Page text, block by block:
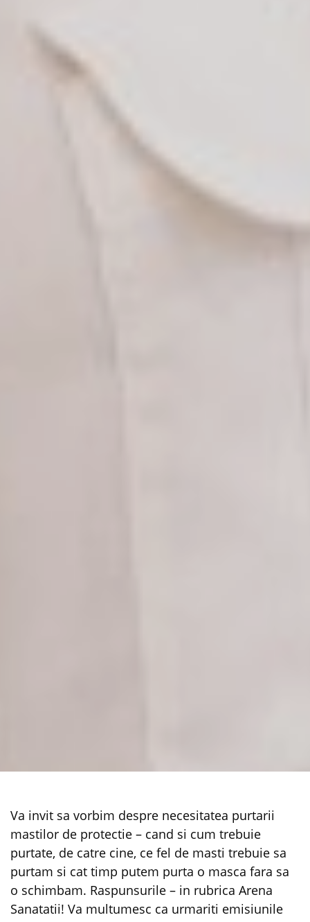
Va invit sa vorbim despre necesitatea purtarii
mastilor de protectie – cand si cum trebuie
purtate, de catre cine, ce fel de masti trebuie sa
purtam si cat timp putem purta o masca fara sa
o schimbam. Raspunsurile – in rubrica Arena
Sanatatii! Va multumesc ca urmariti emisiunile